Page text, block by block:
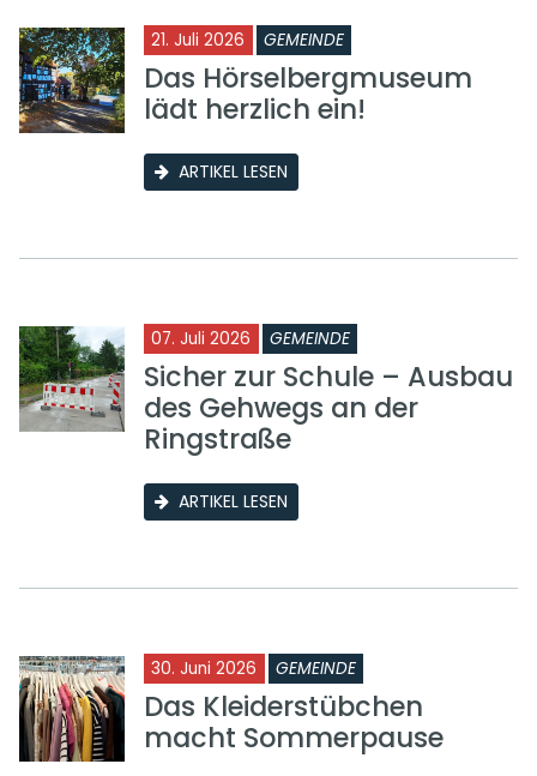
21. Juli 2026 GEMEINDE
Das Hörselbergmuseum
lädt herzlich ein!
ARTIKEL LESEN
07. Juli 2026 GEMEINDE
Sicher zur Schule – Ausbau
des Gehwegs an der
Ringstraße
ARTIKEL LESEN
30. Juni 2026 GEMEINDE
Das Kleiderstübchen
macht Sommerpause